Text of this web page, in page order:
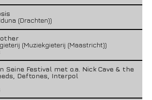
(Drachten))
(Muziekgieterij (Maastricht))
Seine Festival met o.a. Nick Cave & the
Deftones, Interpol